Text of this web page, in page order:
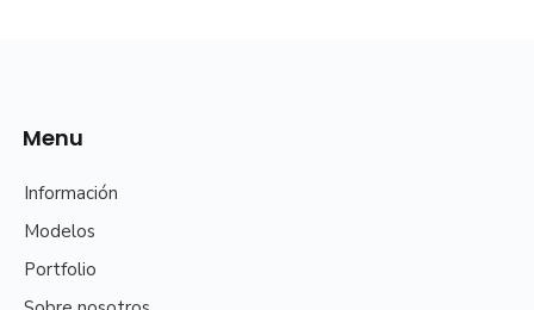
Menu
Información
Modelos
Portfolio